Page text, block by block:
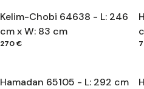
Kelim-Chobi 64638 - L: 246
cm x W: 83 cm
270 €
Hamadan 65105 - L: 292 cm